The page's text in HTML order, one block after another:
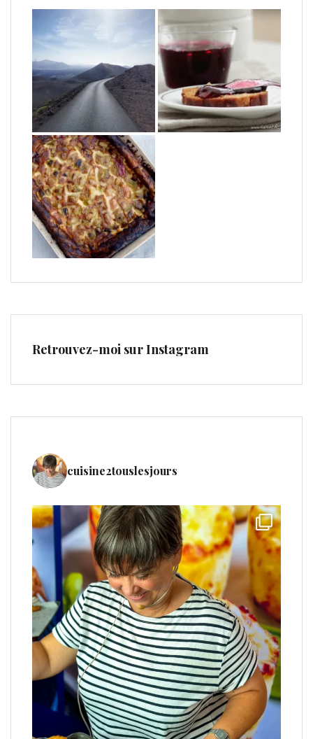
Retrouvez-moi sur Instagram
cuisine2touslesjours